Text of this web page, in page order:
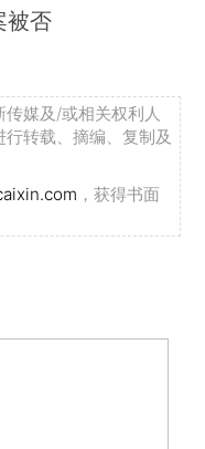
被否
媒及/或相关权利人
转载、摘编、复制及
，获得书面